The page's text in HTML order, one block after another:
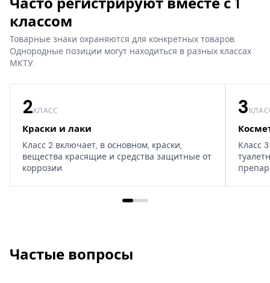
классом
Товарные знаки охраняются для конкретных товаров.
Однородные позиции могут находиться в разных классах
МКТУ.
2КЛАСС
Краски и лаки
Класс 2 включает, в основном, краски,
вещества красящие и средства защитные от
коррозии.
3
Класс
Частые вопросы